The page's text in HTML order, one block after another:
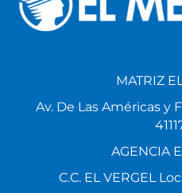
MATRIZ
Av. De Las Américas y
AGENCIA
C.C. EL VERGEL